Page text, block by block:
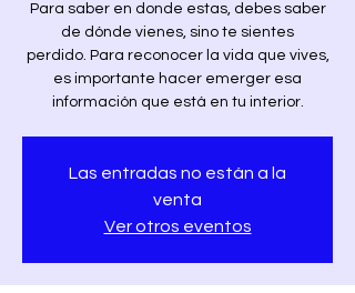
Para saber en donde estas, debes saber
de dónde vienes, sino te sientes
perdido. Para reconocer la vida que vives,
es importante hacer emerger esa
información que está en tu interior.
Las entradas no están a la
venta
Ver otros eventos